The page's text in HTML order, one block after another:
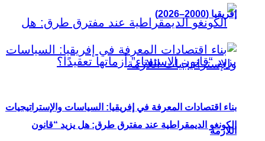
الكونغو الديمقراطية عند مفترق طرق: هل يزيد “قانون
إفريقيا (2000–2026)
بناء اقتصادات المعرفة في إفريقيا: السياسات والإستراتيجيات
اللازمة